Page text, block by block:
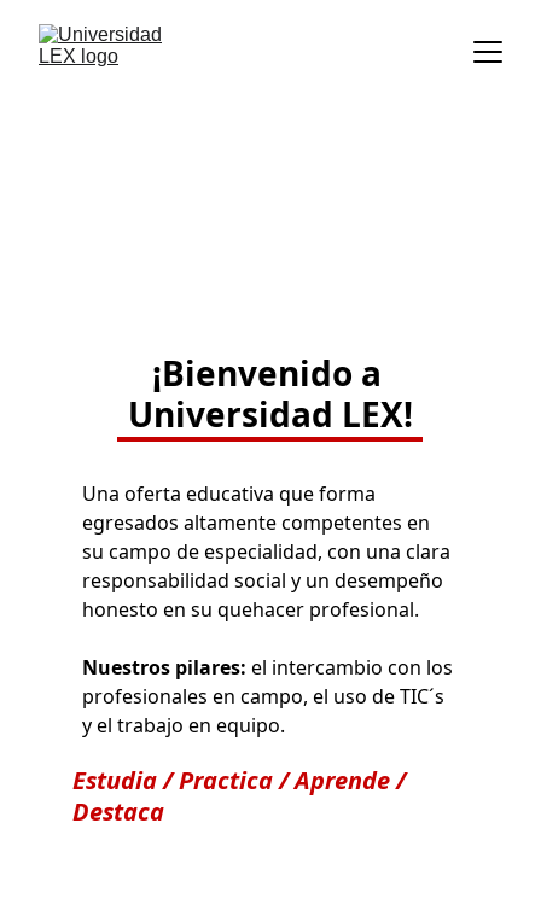
¡Bienvenido a
Universidad LEX!
Una oferta educativa que forma
egresados altamente competentes en
su campo de especialidad, con una clara
responsabilidad social y un desempeño
honesto en su quehacer profesional.
Nuestros pilares: el intercambio con los
profesionales en campo, el uso de TIC´s
y el trabajo en equipo.
Estudia / Practica / Aprende /
Destaca